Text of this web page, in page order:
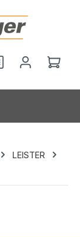
Vous avez 0Le
LEISTER